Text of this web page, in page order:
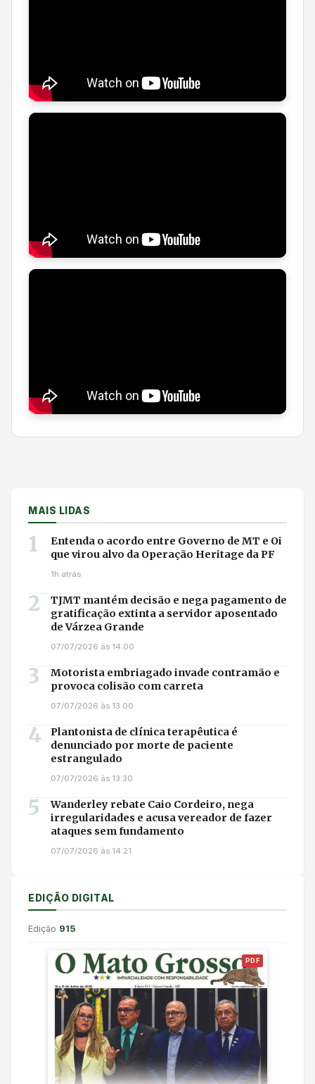
MAIS LIDAS
1
Entenda o acordo entre Governo de MT e Oi
que virou alvo da Operação Heritage da PF
1h atrás
2
TJMT mantém decisão e nega pagamento de
gratificação extinta a servidor aposentado
de Várzea Grande
07/07/2026 às 14:00
3
Motorista embriagado invade contramão e
provoca colisão com carreta
07/07/2026 às 13:00
4
Plantonista de clínica terapêutica é
denunciado por morte de paciente
estrangulado
07/07/2026 às 13:30
5
Wanderley rebate Caio Cordeiro, nega
irregularidades e acusa vereador de fazer
ataques sem fundamento
07/07/2026 às 14:21
EDIÇÃO DIGITAL
Edição 915
PDF